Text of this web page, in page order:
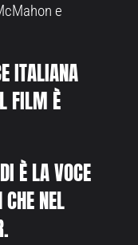
e
ITALIANA
FILM È
È LA VOCE
NEL